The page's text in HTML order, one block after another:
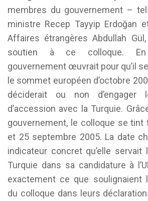
membres du gouvernement –
ministre Recep Tayyip Erdoğan
Affaires étrangères Abdullah
soutien à ce colloque.
gouvernement œuvrait pour qu’il
le sommet européen d’octobre
déciderait ou non d’engager
d’accession avec la Turquie.
gouvernement, le colloque se tint
et 25 septembre 2005. La date
indicateur concret qu’elle
Turquie dans sa candidature à
exactement ce que soulignaient
du colloque dans leurs